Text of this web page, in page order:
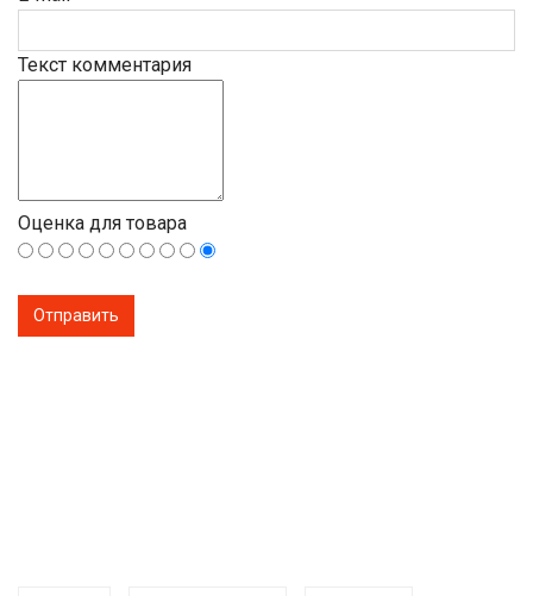
Текст комментария
Оценка для товара